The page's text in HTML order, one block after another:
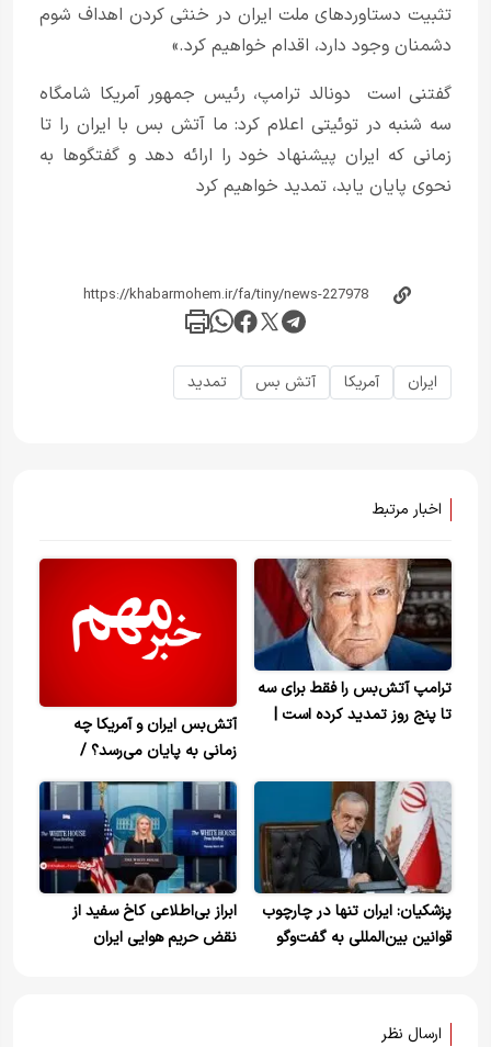
تثبیت دستاوردهای ملت ایران در خنثی کردن اهداف شوم
دشمنان وجود دارد، اقدام خواهیم کرد.»
گفتنی است دونالد ترامپ، رئیس جمهور آمریکا شامگاه
سه شنبه در توئیتی اعلام کرد: ما آتش بس با ایران را تا
زمانی که ایران پیشنهاد خود را ارائه دهد و گفتگوها به
نحوی پایان یابد، تمدید خواهیم کرد
ایران آمریکا آتش بس تمدید
اخبار مرتبط
ترامپ آتش‌بس را فقط برای سه
تا پنج روز تمدید کرده است |
آتش‌بس ایران و آمریکا چه
زمانی به پایان می‌رسد؟ /
چهارشنبه شب به وقت واشنگتن
پزشکیان: ایران تنها در چارچوب
قوانین بین‌المللی به گفت‌وگو
ابراز بی‌اطلاعی کاخ سفید از
نقض حریم هوایی ایران
ارسال نظر